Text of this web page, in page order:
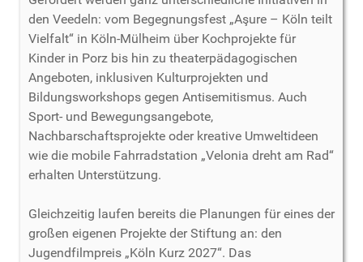
den Veedeln: vom Begegnungsfest „Aşure – Köln teilt
Vielfalt“ in Köln-Mülheim über Kochprojekte für
Kinder in Porz bis hin zu theaterpädagogischen
Angeboten, inklusiven Kulturprojekten und
Bildungsworkshops gegen Antisemitismus. Auch
Sport- und Bewegungsangebote,
Nachbarschaftsprojekte oder kreative Umweltideen
wie die mobile Fahrradstation „Velonia dreht am Rad“
erhalten Unterstützung.
Gleichzeitig laufen bereits die Planungen für eines der
großen eigenen Projekte der Stiftung an: den
Jugendfilmpreis „Köln Kurz 2027“. Das